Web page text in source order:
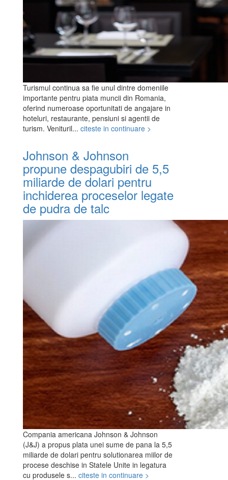
Turismul continua sa fie unul dintre domeniile
importante pentru piata muncii din Romania,
oferind numeroase oportunitati de angajare in
hoteluri, restaurante, pensiuni si agentii de
turism. Venituril... citeste in continuare >
Johnson & Johnson
propune despagubiri de 5,5
miliarde de dolari pentru
inchiderea proceselor legate
de pudra de talc
Compania americana Johnson & Johnson
(J&J) a propus plata unei sume de pana la 5,5
miliarde de dolari pentru solutionarea miilor de
procese deschise in Statele Unite in legatura
cu produsele s... citeste in continuare >